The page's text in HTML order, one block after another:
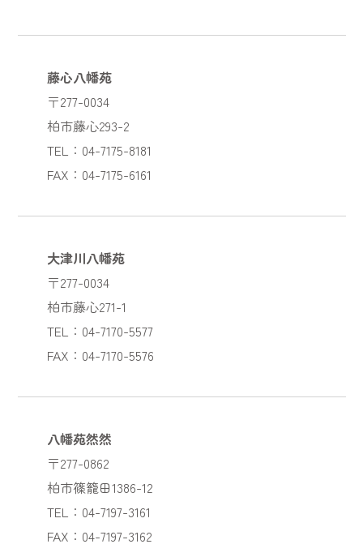
藤心八幡苑
〒277-0034
柏市藤心293-2
TEL：04-7175-8181
FAX：04-7175-6161
大津川八幡苑
〒277-0034
柏市藤心271-1
TEL：04-7170-5577
FAX：04-7170-5576
八幡苑然然
〒277-0862
柏市篠籠田1386-12
TEL：04-7197-3161
FAX：04-7197-3162